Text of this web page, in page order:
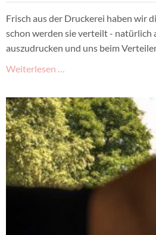
Frisch aus der Druckerei haben wir
schon werden sie verteilt - natürlich
auszudrucken und uns beim
Weiterlesen …
und
Flyer
herunterladen
und
verteilen